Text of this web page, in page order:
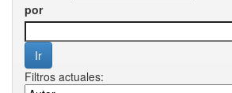
por
Filtros actuales: